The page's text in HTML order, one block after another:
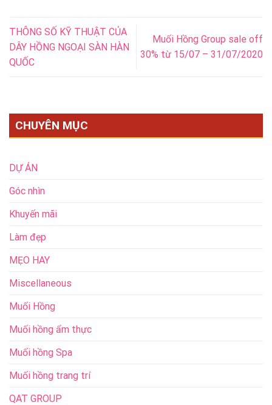
THÔNG SỐ KỸ THUẬT CỦA
DÂY HỒNG NGOẠI SÀN HÀN
QUỐC
Muối Hồng Group sale off
30% từ 15/07 – 31/07/2020
CHUYÊN MỤC
DỰ ÁN
Góc nhìn
Khuyến mãi
Làm đẹp
MẸO HAY
Miscellaneous
Muối Hồng
Muối hồng ẩm thực
Muối hồng Spa
Muối hồng trang trí
QAT GROUP